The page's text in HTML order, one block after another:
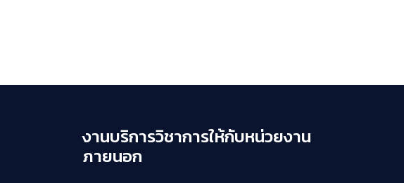
งานบริการวิชาการให้กับหน่วยงาน
ภายนอก